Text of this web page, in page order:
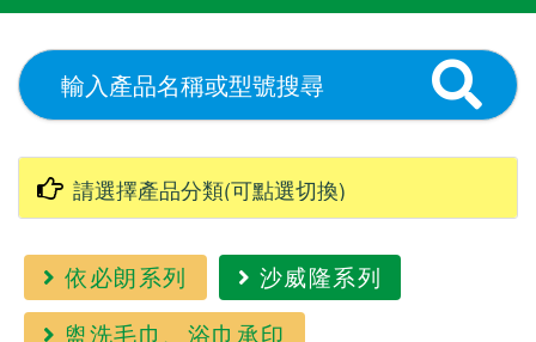
依必朗系列
沙威隆系列
盥洗毛巾、浴巾承印